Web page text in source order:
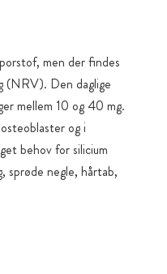
men der findes
(NRV). Den daglige
mellem 10 og 40 mg.
og i
behov for silicium
sprøde negle, hårtab,